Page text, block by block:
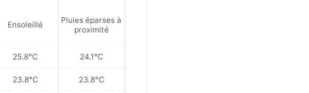
Ensoleillé
25.8°C
23.8°C
Pluies éparses à
proximité
24.1°C
23.8°C